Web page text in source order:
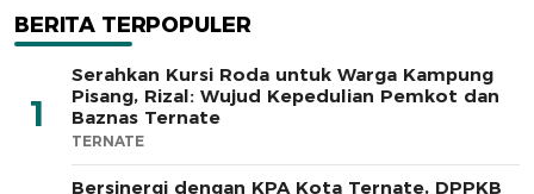
BERITA TERPOPULER
1
Serahkan Kursi Roda untuk Warga Kampung
Pisang, Rizal: Wujud Kepedulian Pemkot dan
Baznas Ternate
TERNATE
Bersinergi dengan KPA Kota Ternate, DPPKB